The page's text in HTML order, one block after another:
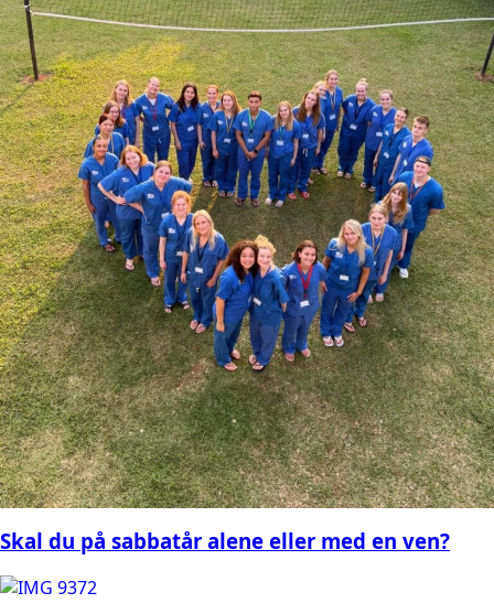
Skal du på sabbatår alene eller med en ven?